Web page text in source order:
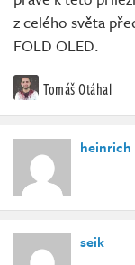
z celého světa
FOLD OLED.
Tomáš Otáhal
heinrich
seik